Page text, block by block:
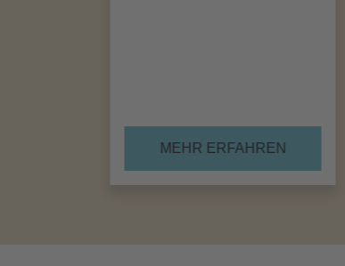
MEHR ERFAHREN